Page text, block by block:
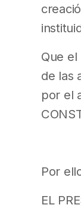
Que
de las
por el
Por
EL